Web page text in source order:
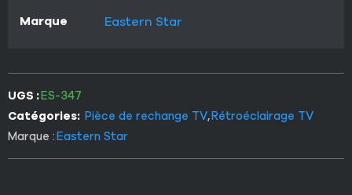
Marque
Eastern Star
UGS :ES-347
Catégories: Pièce de rechange TV,Rétroéclairage TV
Marque :Eastern Star